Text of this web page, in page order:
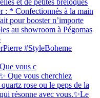
vous c